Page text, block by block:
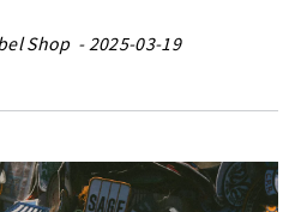
Shop - 2025-03-19